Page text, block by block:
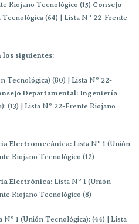
Riojano Tecnológico (15) Consejo
Tecnológica (64) | Lista Nº 22-Frente
los siguientes:
Tecnológica) (80) | Lista Nº 22-
Departamental: Ingeniería
(13) | Lista Nº 22-Frente Riojano
Electromecánica: Lista Nº 1 (Unión
Riojano Tecnológico (12)
Electrónica: Lista Nº 1 (Unión
Riojano Tecnológico (8)
Nº 1 (Unión Tecnológica): (44) | Lista